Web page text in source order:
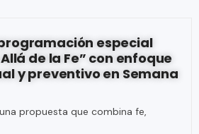
especial
de la Fe” con enfoque
y preventivo en Semana
propuesta que combina fe,